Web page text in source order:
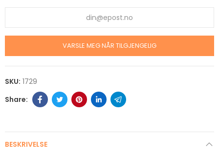
VARSLE MEG NÅR TILGJENGELIG
SKU: 1729
BESKRIVELSE